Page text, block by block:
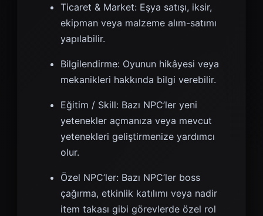
Ticaret & Market: Eşya satışı, iksir,
ekipman veya malzeme alım-satımı
yapılabilir.
Bilgilendirme: Oyunun hikâyesi veya
mekanikleri hakkında bilgi verebilir.
Eğitim / Skill: Bazı NPC’ler yeni
yetenekler açmanıza veya mevcut
yetenekleri geliştirmenize yardımcı
olur.
Özel NPC’ler: Bazı NPC’ler boss
çağırma, etkinlik katılımı veya nadir
item takası gibi görevlerde özel rol